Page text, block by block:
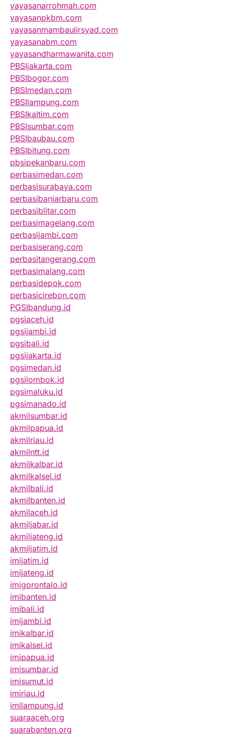
yayasanarrohmah.com
yayasanpkbm.com
yayasanmambaulirsyad.com
yayasanabm.com
yayasandharmawanita.com
PBSIjakarta.com
PBSIbogor.com
PBSImedan.com
PBSIlampung.com
PBSIkaltim.com
PBSIsumbar.com
PBSIbaubau.com
PBSIbitung.com
pbsipekanbaru.com
perbasimedan.com
perbasisurabaya.com
perbasibanjarbaru.com
perbasiblitar.com
perbasimagelang.com
perbasijambi.com
perbasiserang.com
perbasitangerang.com
perbasimalang.com
perbasidepok.com
perbasicirebon.com
PGSIbandung.id
pgsiaceh.id
pgsijambi.id
pgsibali.id
pgsijakarta.id
pgsimedan.id
pgsilombok.id
pgsimaluku.id
pgsimanado.id
akmilsumbar.id
akmilpapua.id
akmilriau.id
akmilntt.id
akmilkalbar.id
akmilkalsel.id
akmilbali.id
akmilbanten.id
akmilaceh.id
akmiljabar.id
akmiljateng.id
akmiljatim.id
imijatim.id
imijateng.id
imigorontalo.id
imibanten.id
imibali.id
imijambi.id
imikalbar.id
imikalsel.id
imipapua.id
imisumbar.id
imisumut.id
imiriau.id
imilampung.id
suaraaceh.org
suarabanten.org